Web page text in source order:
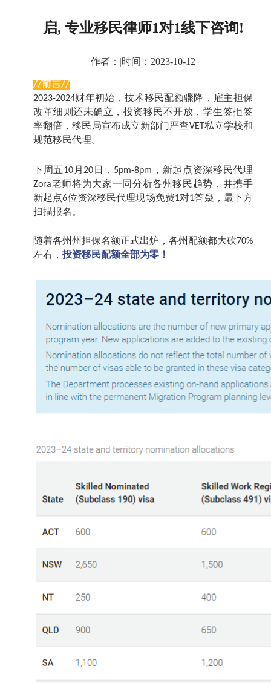
启, 专业移民律师1对1线下咨询!
作者： |时间：2023-10-12
//前言//
2023-2024财年初始，技术移民配额骤降，雇主担保
改革细则还未确立，投资移民不开放，学生签拒签
率翻倍，移民局宣布成立新部门严查VET 私立学校和
规范移民代理。
下周五10 月 20 日， 5pm-8pm ，新起点资深移民代理
Zora老师将为大家一同分析各州移民趋势，并携手
新起点6位资深移民代理现场免费1对1答疑，最下方
扫描报名。
随着各州州担保名额正式出炉，各州配额都大砍70%
左右， 投资移民配额全部为零！